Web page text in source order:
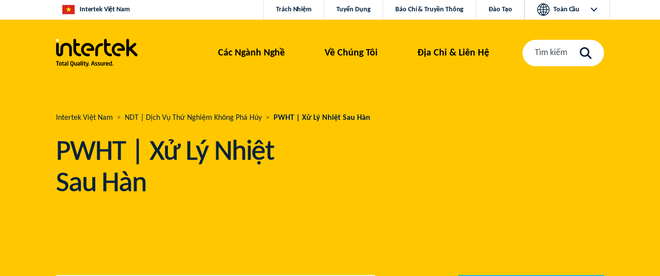
Các Ngành Nghề Về Chúng Tôi Địa Chỉ & Liên Hệ
Intertek Việt Nam Trách Nhiệm Tuyển Dụng Báo Chí & Truyền Thông Đào Tạo Toàn Cầu
Tìm kiếm
Intertek Việt Nam NDT | Dịch Vụ Thử Nghiệm Không Phá Hủy PWHT | Xử Lý Nhiệt Sau Hàn
PWHT | Xử Lý Nhiệt
Sau Hàn